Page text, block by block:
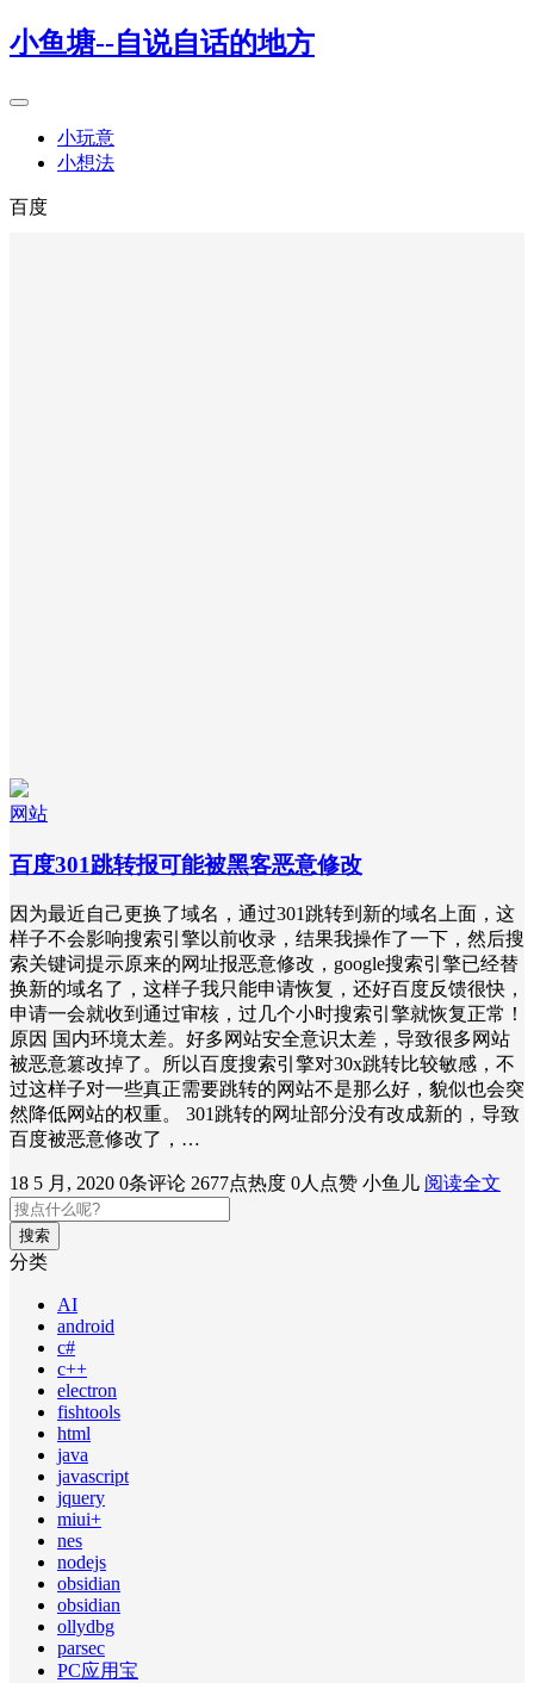
小鱼塘--自说自话的地方
小玩意
小想法
百度
网站
百度301跳转报可能被黑客恶意修改
因为最近自己更换了域名，通过301跳转到新的域名上面，这
样子不会影响搜索引擎以前收录，结果我操作了一下，然后搜
索关键词提示原来的网址报恶意修改，google搜索引擎已经替
换新的域名了，这样子我只能申请恢复，还好百度反馈很快，
申请一会就收到通过审核，过几个小时搜索引擎就恢复正常！
原因 国内环境太差。好多网站安全意识太差，导致很多网站
被恶意篡改掉了。所以百度搜索引擎对30x跳转比较敏感，不
过这样子对一些真正需要跳转的网站不是那么好，貌似也会突
然降低网站的权重。 301跳转的网址部分没有改成新的，导致
百度被恶意修改了，…
18 5 月, 2020 0条评论 2677点热度 0人点赞 小鱼儿 阅读全文
搜索
分类
AI
android
c#
c++
electron
fishtools
html
java
javascript
jquery
miui+
nes
nodejs
obsidian
obsidian
ollydbg
parsec
PC应用宝